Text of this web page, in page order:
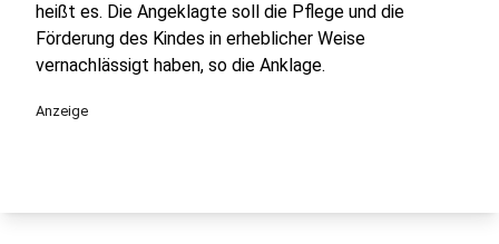
heißt es. Die Angeklagte soll die Pflege und die
Förderung des Kindes in erheblicher Weise
vernachlässigt haben, so die Anklage.
Anzeige